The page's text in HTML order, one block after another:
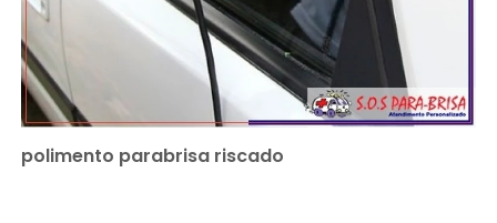
polimento parabrisa riscado